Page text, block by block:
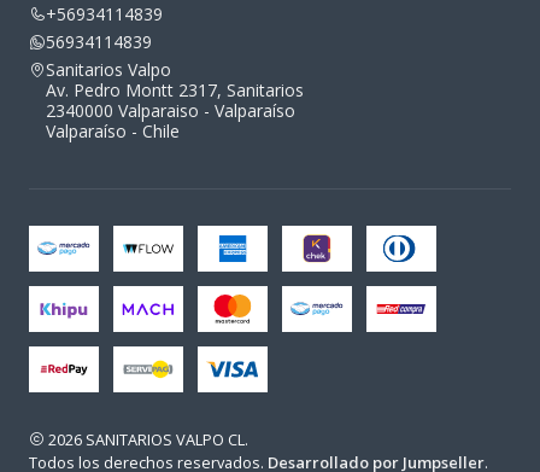
+56934114839
56934114839
Sanitarios Valpo
Av. Pedro Montt 2317, Sanitarios
2340000 Valparaiso - Valparaíso
Valparaíso - Chile
2026 SANITARIOS VALPO CL.
Todos los derechos reservados. Desarrollado por Jumpseller.